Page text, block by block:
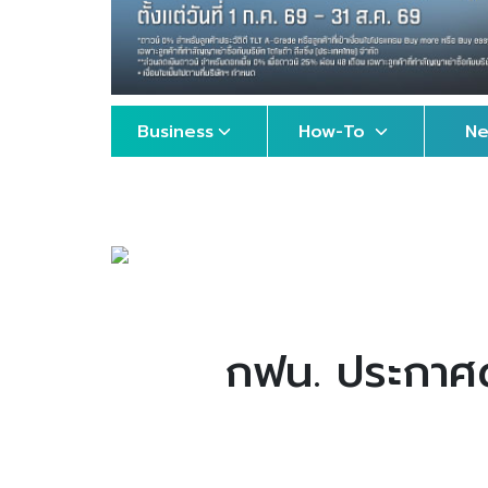
Business How-To
กฟน. ประกา